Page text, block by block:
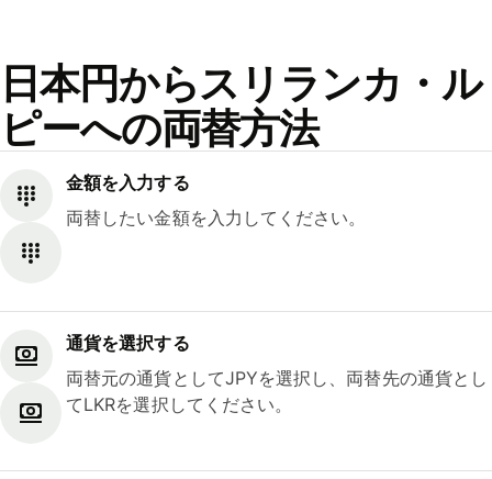
日本円からスリランカ・ル
ピーへの両替方法
金額を入力する
両替したい金額を入力してください。
通貨を選択する
両替元の通貨としてJPYを選択し、両替先の通貨とし
てLKRを選択してください。